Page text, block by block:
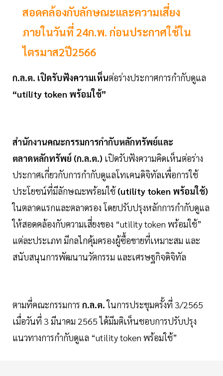
สอดคล้องกับลักษณะและความเสี่ยง
ภายในวันที่ 24ก.พ. ก่อนประกาศใช้ใน
ไตรมาส2ปี2566
ก.ล.ต. เปิดรับฟังความเห็นต่อร่างประกาศการกำกับดูแล
“utility token พร้อมใช้”
สำนักงานคณะกรรมการกำกับหลักทรัพย์และ
ตลาดหลักทรัพย์ (ก.ล.ต.) เปิดรับฟังความคิดเห็นต่อร่าง
ประกาศเกี่ยวกับการกำกับดูแลโทเคนดิจิทัลเพื่อการใช้
ประโยชน์ที่มีลักษณะพร้อมใช้(utility token พร้อมใช้)
ในตลาดแรกและตลาดรอง โดยปรับปรุงหลักการกำกับดูแล
ให้สอดคล้องกับความเสี่ยงของ “utility token พร้อมใช้”
แต่ละประเภท มีกลไกคุ้มครองผู้ซื้อขายที่เหมาะสม และ
สนับสนุนการพัฒนานวัตกรรม และเศรษฐกิจดิจิทัล
ตามที่คณะกรรมการ ก.ล.ต.ในการประชุมครั้งที่ 3/2565
เมื่อวันที่ 3 มีนาคม 2565 ได้มีมติเห็นชอบการปรับปรุง
แนวทางการกำกับดูแล “utility token พร้อมใช้”